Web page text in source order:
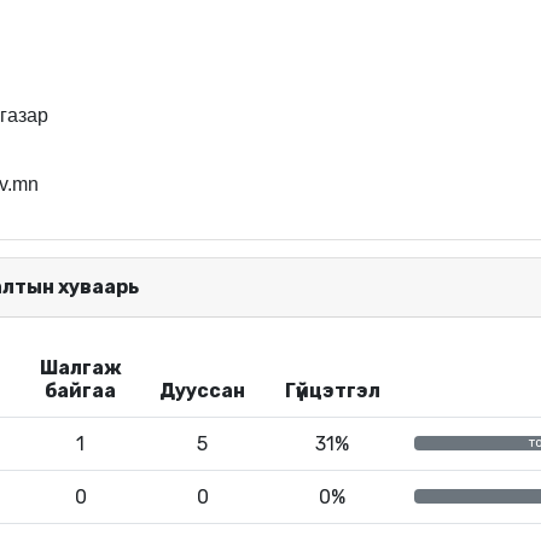
хуваарь
Шалгаж
байгаа
Дууссан Гүйцэтгэл
1 5 31%
0 0 0%